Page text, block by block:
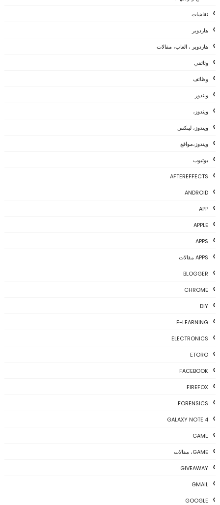
نقاشات
هاردوير
هاردوير ، العاب، مقالات
وثائقي
وظائف
ويندوز
ويندوز،
ويندوز، لينكس
ويندوز،مواقع
يوتيوب
AFTEREFFECTS
ANDROID
APP
APPLE
APPS
APPS مقالات
BLOGGER
CHROME
DIY
E-LEARNING
ELECTRONICS
ETORO
FACEBOOK
FIREFOX
FORENSICS
GALAXY NOTE 4
GAME
GAME، مقالات
GIVEAWAY
GMAIL
GOOGLE